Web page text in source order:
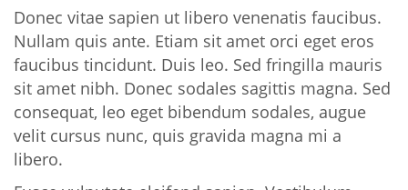
Donec vitae sapien ut libero venenatis faucibus.
Nullam quis ante. Etiam sit amet orci eget eros
faucibus tincidunt. Duis leo. Sed fringilla mauris
sit amet nibh. Donec sodales sagittis magna. Sed
consequat, leo eget bibendum sodales, augue
velit cursus nunc, quis gravida magna mi a
libero.